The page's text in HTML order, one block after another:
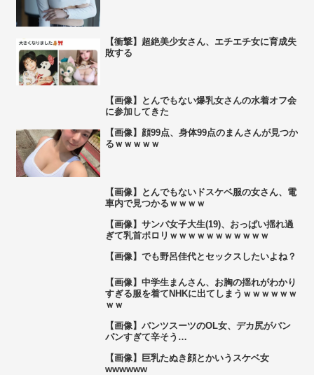
【衝撃】超絶美少女さん、エチエチ女に育成失
敗する
【画像】とんでもない爆乳女さんの水着オフ会
に参加してきた
【画像】顔99点、身体99点のまんさんが見つか
るｗｗｗｗｗ
【画像】とんでもないドスケベ服の女さん、電
車内で見つかるｗｗｗｗ
【画像】サンバ女子大生(19)、おっぱい揺れ過
ぎて乳首ポロリｗｗｗｗｗｗｗｗｗｗｗ
【画像】でも野呂佳代とセックスしたいよね？
【画像】中学生まんさん、お胸の揺れがわかり
すぎる服を着てNHKに出てしまうｗｗｗｗｗｗ
ｗｗ
【画像】パンツスーツのOL女、デカ尻がパン
パンすぎて辛そう…
【画像】巨乳たぬき顔とかいうスケベ女
wwwwww